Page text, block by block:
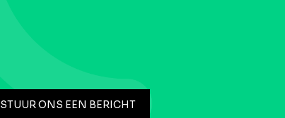
STUUR ONS EEN BERICHT